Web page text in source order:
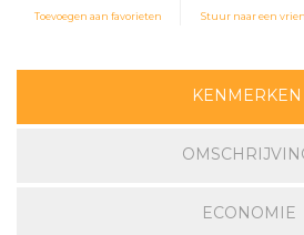
Toevoegen aan favorieten Stuur naar een
KENMERKEN
ECONOMIE